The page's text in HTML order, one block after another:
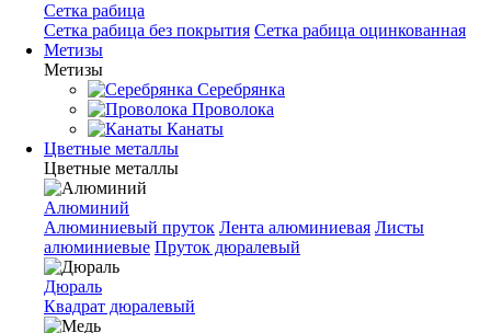
Сетка рабица
Сетка рабица без покрытия Сетка рабица оцинкованная
Метизы
Метизы
Серебрянка
Проволока
Канаты
Цветные металлы
Цветные металлы
Алюминий
Алюминиевый пруток Лента алюминиевая Листы
алюминиевые Пруток дюралевый
Дюраль
Квадрат дюралевый